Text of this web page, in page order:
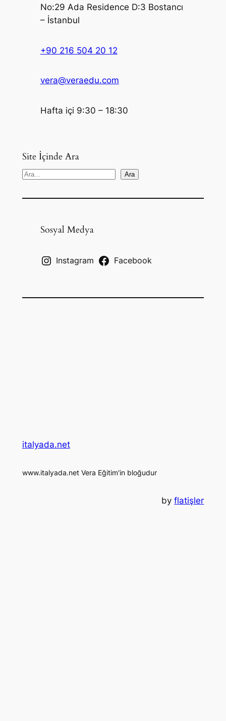
No:29 Ada Residence D:3 Bostancı
– İstanbul
+90 216 504 20 12
vera@veraedu.com
Hafta içi 9:30 – 18:30
Site İçinde Ara
S
a
Ara
Sosyal Medya
Instagram Facebook
italyada.net
www.italyada.net Vera Eğitim'in bloğudur
byflatişler